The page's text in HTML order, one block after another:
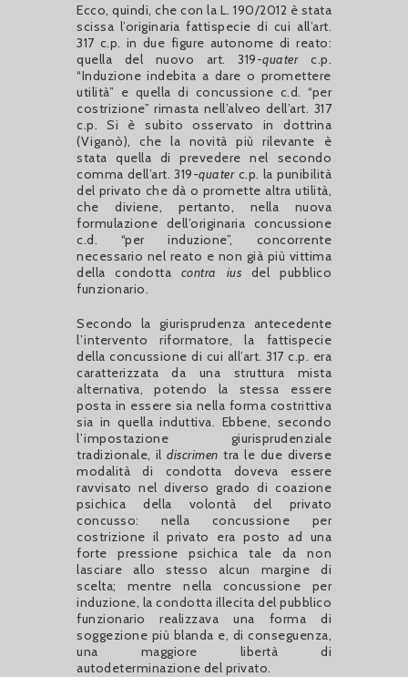
Ecco, quindi, che con la L. 190/2012 è stata
scissa l’originaria fattispecie di cui all’art.
317 c.p. in due figure autonome di reato:
quella del nuovo art. 319-quaterc.p.
“Induzione indebita a dare o promettere
utilità” e quella di concussione c.d. “per
costrizione” rimasta nell’alveo dell’art. 317
c.p. Si è subito osservato in dottrina
(Viganò), che la novità più rilevante è
stata quella di prevedere nel secondo
comma dell’art. 319-quaterc.p. la punibilità
del privato che dà o promette altra utilità,
che diviene, pertanto, nella nuova
formulazione dell’originaria concussione
c.d. “per induzione”, concorrente
necessario nel reato e non già più vittima
della condotta contra ius del pubblico
funzionario.
Secondo la giurisprudenza antecedente
l’intervento riformatore, la fattispecie
della concussione di cui all’art. 317 c.p. era
caratterizzata da una struttura mista
alternativa, potendo la stessa essere
posta in essere sia nella forma costrittiva
sia in quella induttiva. Ebbene, secondo
l’impostazione giurisprudenziale
tradizionale, ildiscrimen tra le due diverse
modalità di condotta doveva essere
ravvisato nel diverso grado di coazione
psichica della volontà del privato
concusso: nella concussione per
costrizione il privato era posto ad una
forte pressione psichica tale da non
lasciare allo stesso alcun margine di
scelta; mentre nella concussione per
induzione, la condotta illecita del pubblico
funzionario realizzava una forma di
soggezione più blanda e, di conseguenza,
una maggiore libertà di
autodeterminazione del privato.